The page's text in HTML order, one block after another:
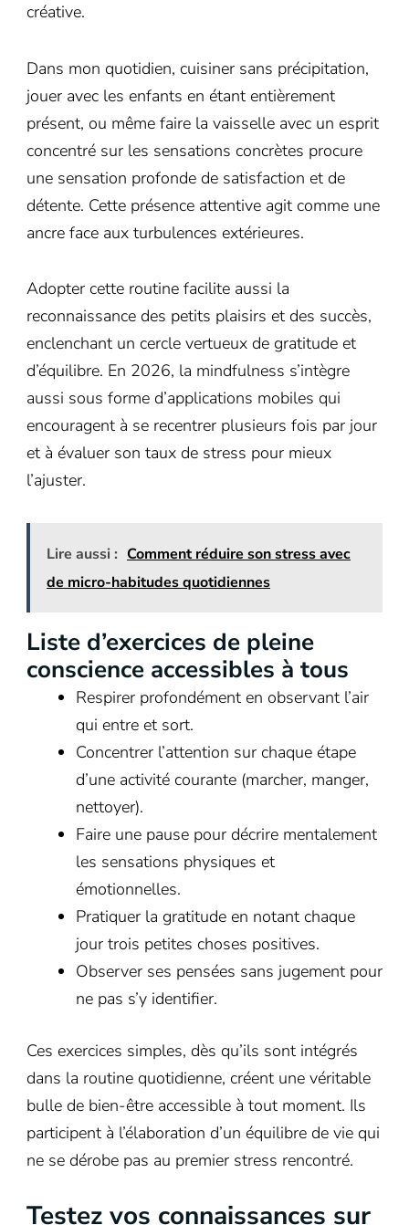
créative.
Dans mon quotidien, cuisiner sans précipitation,
jouer avec les enfants en étant entièrement
présent, ou même faire la vaisselle avec un esprit
concentré sur les sensations concrètes procure
une sensation profonde de satisfaction et de
détente. Cette présence attentive agit comme une
ancre face aux turbulences extérieures.
Adopter cette routine facilite aussi la
reconnaissance des petits plaisirs et des succès,
enclenchant un cercle vertueux de gratitude et
d’équilibre. En 2026, la mindfulness s’intègre
aussi sous forme d’applications mobiles qui
encouragent à se recentrer plusieurs fois par jour
et à évaluer son taux de stress pour mieux
l’ajuster.
Lire aussi : Comment réduire son stress avec
de micro-habitudes quotidiennes
Liste d’exercices de pleine
conscience accessibles à tous
Respirer profondément en observant l’air
qui entre et sort.
Concentrer l’attention sur chaque étape
d’une activité courante (marcher, manger,
nettoyer).
Faire une pause pour décrire mentalement
les sensations physiques et
émotionnelles.
Pratiquer la gratitude en notant chaque
jour trois petites choses positives.
Observer ses pensées sans jugement pour
ne pas s’y identifier.
Ces exercices simples, dès qu’ils sont intégrés
dans la routine quotidienne, créent une véritable
bulle de bien-être accessible à tout moment. Ils
participent à l’élaboration d’un équilibre de vie qui
ne se dérobe pas au premier stress rencontré.
Testez vos connaissances sur